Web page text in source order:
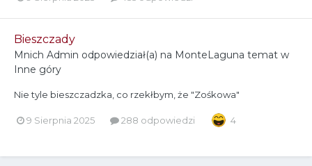
Bieszczady
Mnich Admin odpowiedział(a) na MonteLaguna temat w
Inne góry
Nie tyle bieszczadzka, co rzekłbym, że "Zośkowa"
9 Sierpnia 2025 288 odpowiedzi 4